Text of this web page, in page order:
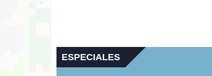
ESPECIALES